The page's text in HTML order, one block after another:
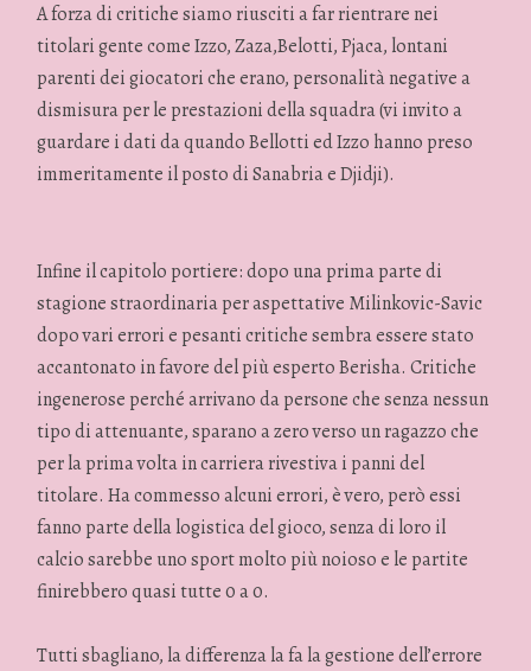
A forza di critiche siamo riusciti a far rientrare nei
titolari gente come Izzo, Zaza,Belotti, Pjaca, lontani
parenti dei giocatori che erano, personalità negative a
dismisura per le prestazioni della squadra (vi invito a
guardare i dati da quando Bellotti ed Izzo hanno preso
immeritamente il posto di Sanabria e Djidji).
Infine il capitolo portiere: dopo una prima parte di
stagione straordinaria per aspettative Milinkovic-Savic
dopo vari errori e pesanti critiche sembra essere stato
accantonato in favore del più esperto Berisha. Critiche
ingenerose perché arrivano da persone che senza nessun
tipo di attenuante, sparano a zero verso un ragazzo che
per la prima volta in carriera rivestiva i panni del
titolare. Ha commesso alcuni errori, è vero, però essi
fanno parte della logistica del gioco, senza di loro il
calcio sarebbe uno sport molto più noioso e le partite
finirebbero quasi tutte 0 a 0.
Tutti sbagliano, la differenza la fa la gestione dell’errore